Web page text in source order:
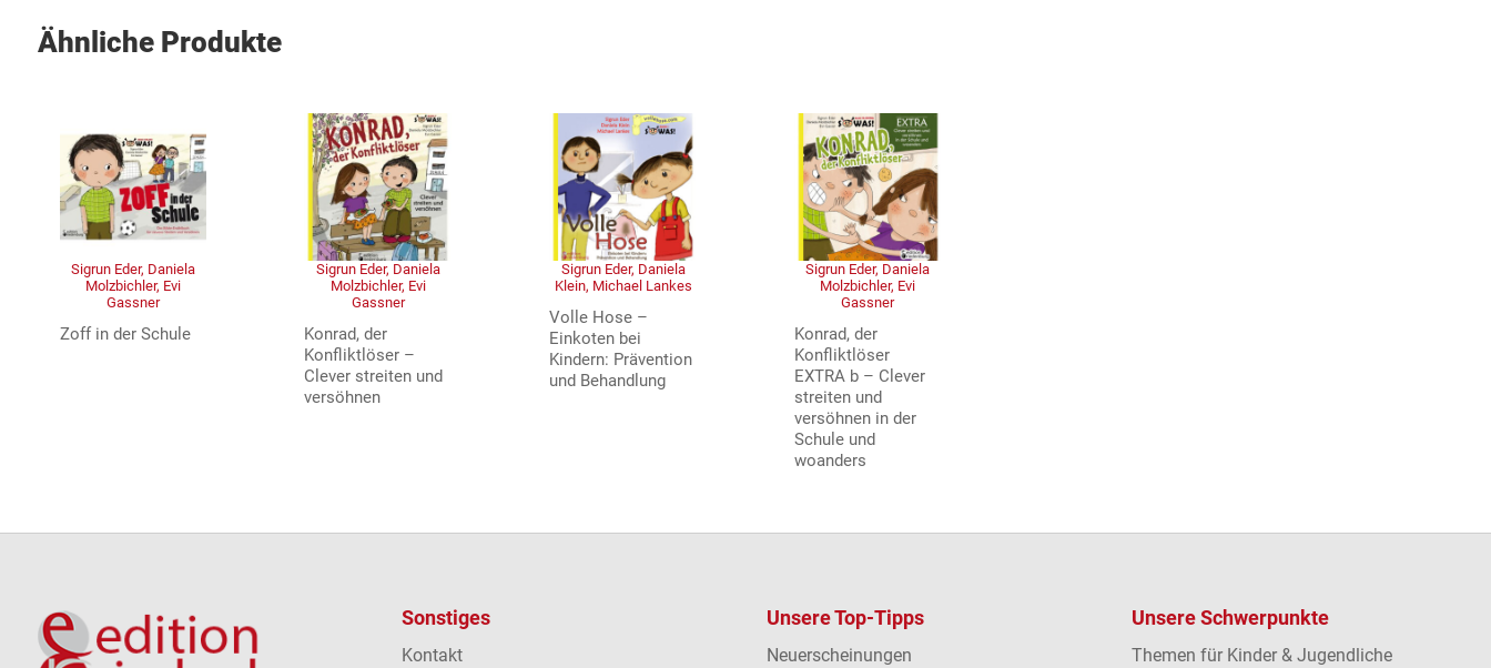
Ähnliche Produkte
Sigrun Eder, Daniela
Molzbichler, Evi
Gassner
Zoff in der Schule
Sigrun Eder, Daniela
Molzbichler, Evi
Gassner
Konrad, der
Konfliktlöser –
Clever streiten und
versöhnen
Sigrun Eder, Daniela
Klein, Michael Lankes
Volle Hose –
Einkoten bei
Kindern: Prävention
und Behandlung
Sigrun Eder, Daniela
Molzbichler, Evi
Gassner
Konrad, der
Konfliktlöser
EXTRA b – Clever
streiten und
versöhnen in der
Schule und
woanders
Sonstiges
Kontakt
Unsere Top-Tipps
Neuerscheinungen
Unsere Schwerpunkte
Themen für Kinder & Jugendliche